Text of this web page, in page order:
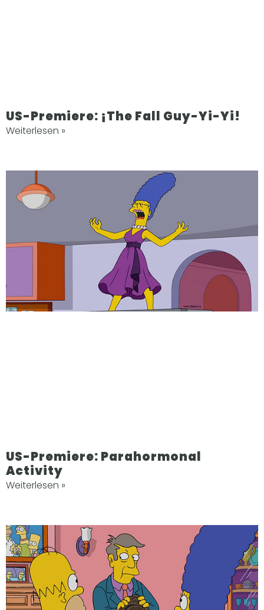
US-Premiere: ¡The Fall Guy-Yi-Yi!
Weiterlesen »
US-Premiere: Parahormonal
Activity
Weiterlesen »